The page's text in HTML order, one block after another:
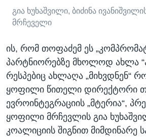
გია ხუხაშვილი, ბიძინა
მრჩეველი
ის, რომ თოფაძემ ეს
პარტნიორებზე მხოლოდ ახლა
რესპებიც ახლაღა „მიხვდნენ“
ყოფილი წითელი დირექტორი
ევროინტეგრაციის „მტერია“,
ყოფილი მრჩევლის გია
კოალიციის შიგნით მიმდინარე